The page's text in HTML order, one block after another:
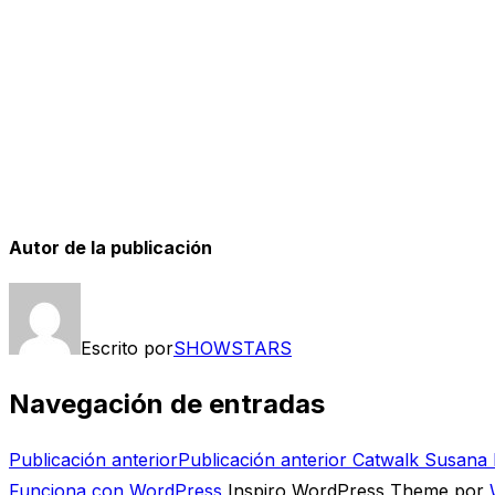
Autor de la publicación
Escrito porSHOWSTARS
Navegación de entradas
Publicación anteriorPublicación anterior Catwalk Susana